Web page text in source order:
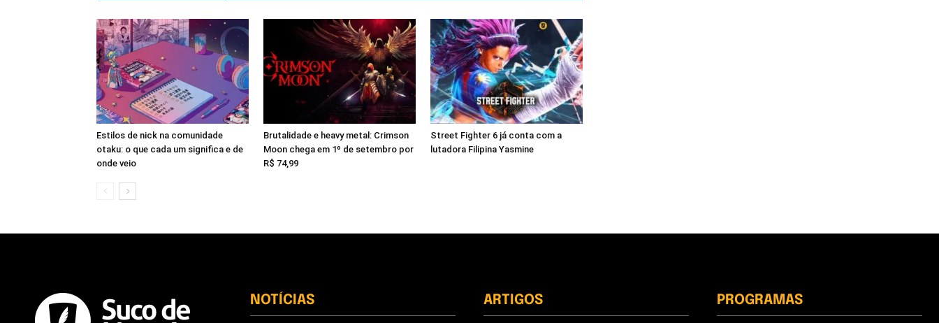
Estilos de nick na comunidade
otaku: o que cada um significa e de
onde veio
Brutalidade e heavy metal: Crimson
Moon chega em 1º de setembro por
R$ 74,99
Street Fighter 6 já conta com a
lutadora Filipina Yasmine
NOTÍCIAS ARTIGOS PROGRAMAS